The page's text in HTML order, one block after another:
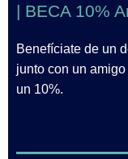
| BECA 10%
Benefíciate de un
junto con un
un 10%.